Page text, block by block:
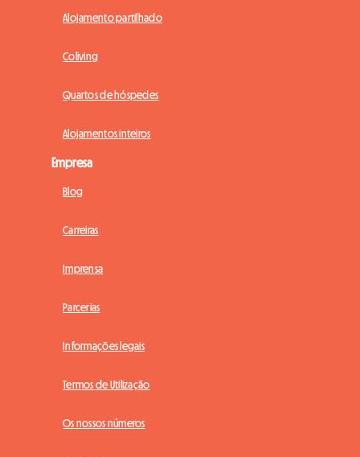
Alojamento partilhado
Coliving
Quartos de hóspedes
Alojamentos inteiros
Empresa
Blog
Carreiras
Imprensa
Parcerias
Informações legais
Termos de Utilização
Os nossos números